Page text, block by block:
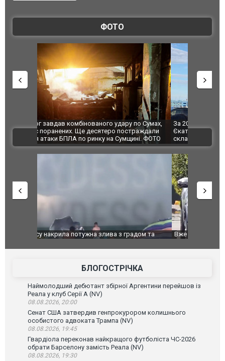
ФОТО
За 2000 кілометрів від кордону з Україною: в
Єкатеринбурзі після атаки дронів загорівся
склад Wildberries. ФОТО. ВІДЕО
"Мої
ВІДЕО
Вже вивели на тести: Ferrari готує оновлення
Вийшов
фільму
БЛОГОСТРІЧКА
Наймолодший дебютант збірної Аргентини перейшов із
Реала у клуб Серії А (NV)
08.08.2026, 20:00
Сенат США затвердив генпрокурором колишнього
особистого адвоката Трампа (NV)
08.08.2026, 19:45
Гвардіола переконав найкращого футболіста ЧС-2026
обрати Барселону замість Реала (NV)
08.08.2026, 19:30